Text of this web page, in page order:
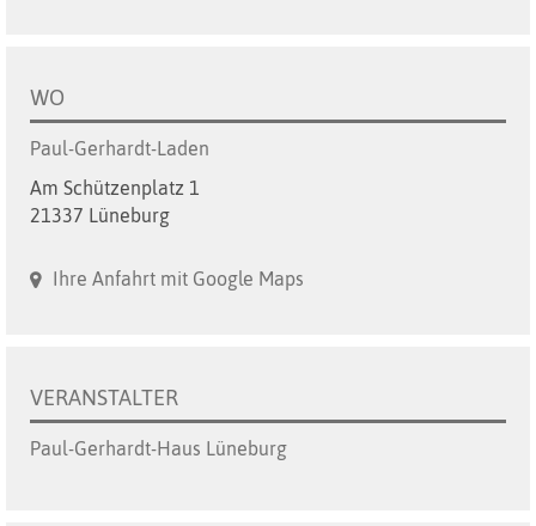
WO
Paul-Gerhardt-Laden
Am Schützenplatz 1
21337 Lüneburg
Ihre Anfahrt mit Google Maps
VERANSTALTER
Paul-Gerhardt-Haus Lüneburg